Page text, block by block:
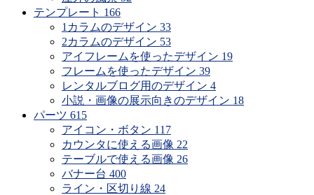
テンプレート 166
1カラムのデザイン 33
2カラムのデザイン 53
アイフレームを使ったデザイン 19
フレームを使ったデザイン 39
レンタルブログ用のデザイン 4
小説・画像の展示向きのデザイン 18
パーツ 615
アイコン・ボタン 117
カウンタに使える画像 22
テーブルで使える画像 26
バナー台 400
ライン・区切り線 24